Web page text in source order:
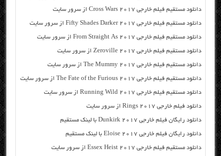
دانلود مستقیم فیلم خارجی Cross Wars 2017 از سرور سایت
دانلود مستقیم فیلم خارجی Fifty Shades Darker 2017 از سرور سایت
دانلود مستقیم فیلم خارجی From Straight As 2017 از سرور سایت
دانلود مستقیم فیلم خارجی Zeroville 2017 از سرور سایت
دانلود مستقیم فیلم خارجی The Mummy 2017 از سرور سایت
دانلود مستقیم فیلم خارجی The Fate of the Furious 2017 از سرور سایت
دانلود مستقیم فیلم خارجی Running Wild 2017 از سرور سایت
دانلود فیلم خارجی Rings 2017 از سرور سایت
دانلود رایگان فیلم خارجی Dunkirk 2017 با لینک مستقیم
دانلود رایگان فیلم خارجی Eloise 2017 با لینک مستقیم
دانلود مستقیم فیلم خارجی Essex Heist 2017 از سرور سایت